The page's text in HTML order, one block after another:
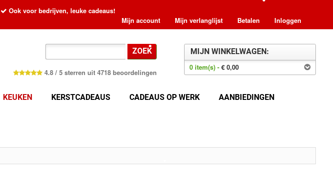
Ook voor bedrijven, leuke cadeaus!
Mijn account
Mijn verlanglijst Betalen Inloggen
ZOEK
4.8 / 5 sterren uit 4718 beoordelingen
MIJN WINKELWAGEN:
0 item(s) - € 0,00
KEUKEN KERSTCADEAUS CADEAUS OP WERK AANBIEDINGEN
•
•